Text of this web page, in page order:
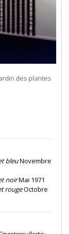
des plantes
bleuNovembre
noirMai 1971
rougeOctobre